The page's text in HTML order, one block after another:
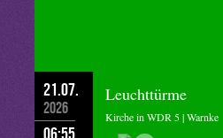
21.07.
2026
06:55
Leuchttürme
Kirche in WDR 5 | Warnke